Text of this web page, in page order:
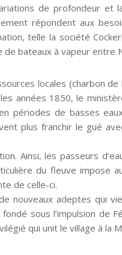
de profondeur et
répondent aux
telle la société
de bateaux à vapeur entre
locales (charbon
années 1850, le
périodes de basses
plus franchir le gué
Ainsi, les passeurs
du fleuve impose
de celle-ci.
adeptes qui
sous l’impulsion de
qui unit le village à la